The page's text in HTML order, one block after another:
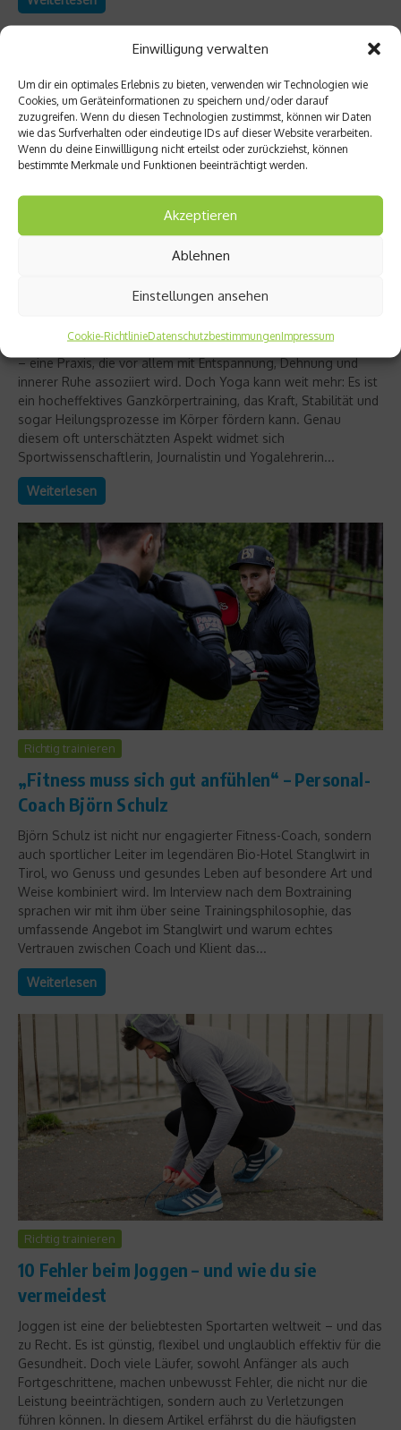
Einwilligung verwalten
Um dir ein optimales Erlebnis zu bieten, verwenden wir Technologien wie
Cookies, um Geräteinformationen zu speichern und/oder darauf
zuzugreifen. Wenn du diesen Technologien zustimmst, können wir Daten
wie das Surfverhalten oder eindeutige IDs auf dieser Website verarbeiten.
Wenn du deine Einwillligung nicht erteilst oder zurückziehst, können
bestimmte Merkmale und Funktionen beeinträchtigt werden.
Akzeptieren
Ablehnen
Einstellungen ansehen
Cookie-RichtlinieDatenschutzbestimmungenImpressum
Christine Bielecki über ihr Buch „Yoga Power“
Yoga gilt für viele als sanfter Ausgleich zum hektischen Alltag
– eine Praxis, die vor allem mit Entspannung, Dehnung und
innerer Ruhe assoziiert wird. Doch Yoga kann weit mehr: Es ist
ein hocheffektives Ganzkörpertraining, das Kraft, Stabilität und
sogar Heilungsprozesse im Körper fördern kann. Genau
diesem oft unterschätzten Aspekt widmet sich
Sportwissenschaftlerin, Journalistin und Yogalehrerin...
Weiterlesen
Richtig trainieren
„Fitness muss sich gut anfühlen“ – Personal-
Coach Björn Schulz
Björn Schulz ist nicht nur engagierter Fitness-Coach, sondern
auch sportlicher Leiter im legendären Bio-Hotel Stanglwirt in
Tirol, wo Genuss und gesundes Leben auf besondere Art und
Weise kombiniert wird. Im Interview nach dem Boxtraining
sprachen wir mit ihm über seine Trainingsphilosophie, das
umfassende Angebot im Stanglwirt und warum echtes
Vertrauen zwischen Coach und Klient das...
Weiterlesen
Richtig trainieren
10 Fehler beim Joggen – und wie du sie
vermeidest
Joggen ist eine der beliebtesten Sportarten weltweit – und das
zu Recht. Es ist günstig, flexibel und unglaublich effektiv für die
Gesundheit. Doch viele Läufer, sowohl Anfänger als auch
Fortgeschrittene, machen unbewusst Fehler, die nicht nur die
Leistung beeinträchtigen, sondern auch zu Verletzungen
führen können. In diesem Artikel erfährst du die häufigsten